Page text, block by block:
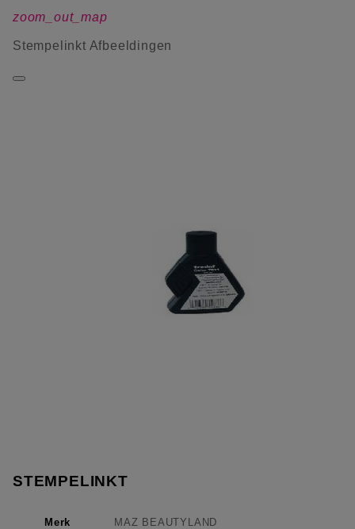
zoom_out_map
Stempelinkt Afbeeldingen
STEMPELINKT
Merk
MAZ BEAUTYLAND